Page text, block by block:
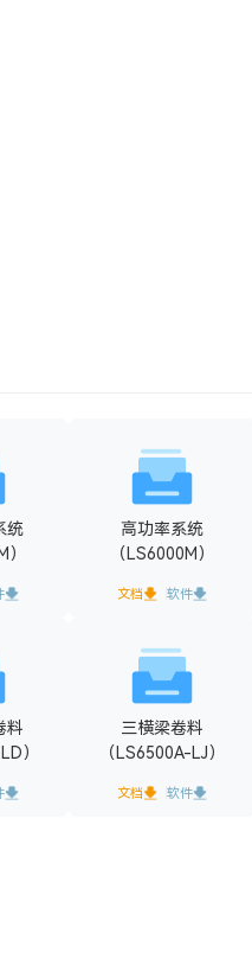
统
）
高功率系统
（LS6000M）
文档 软件
料
）
三横梁卷料
（LS6500A-LJ）
文档 软件